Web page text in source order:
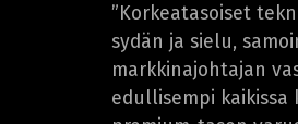
”Korkeatasoiset
sydän ja sielu,
markkinajohtajan
edullisempi kaikissa